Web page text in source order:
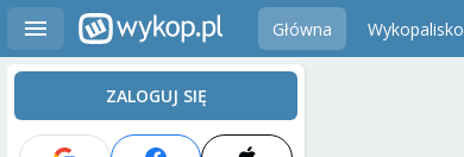
Główna Wykopalisko
ZALOGUJ SIĘ